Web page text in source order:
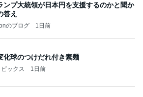
ンプ大統領が日本円を支援するのかと聞か
答え
のブログ 1日前
化球のつけだれ付き素麺
ックス 1日前